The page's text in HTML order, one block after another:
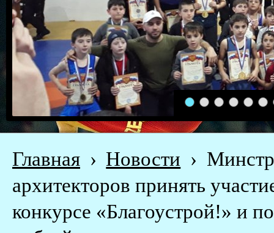
1 2 3 4 5 6
Главная › Новости ›
архитекторов принять
конкурсе «Благоустрой!» и